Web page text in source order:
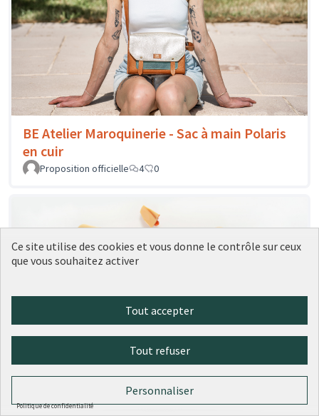
BE Atelier Maroquinerie - Sac à main Polaris
en cuir
Proposition officielle 4 0
Bouillet - La tarte aux pralines revisitée
Proposition officielle 0 0
Ce site utilise des cookies et vous donne le contrôle sur ceux
que vous souhaitez activer
Tout accepter
Tout refuser
Personnaliser
Politique de confidentialité